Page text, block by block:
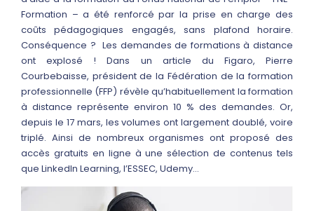
Formation – a été renforcé par la prise en charge des
coûts pédagogiques engagés, sans plafond horaire.
Conséquence ? Les demandes de formations à distance
ont explosé ! Dans un article du Figaro, Pierre
Courbebaisse, président de la Fédération de la formation
professionnelle (FFP) révèle qu’habituellement la formation
à distance représente environ 10 % des demandes. Or,
depuis le 17 mars, les volumes ont largement doublé, voire
triplé. Ainsi de nombreux organismes ont proposé des
accès gratuits en ligne à une sélection de contenus tels
que LinkedIn Learning, l’ESSEC, Udemy…